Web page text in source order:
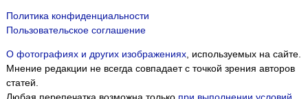
Политика конфиденциальности
Пользовательское соглашение
О фотографиях и других изображениях, используемых на сайте.
Мнение редакции не всегда совпадает с точкой зрения авторов
статей.